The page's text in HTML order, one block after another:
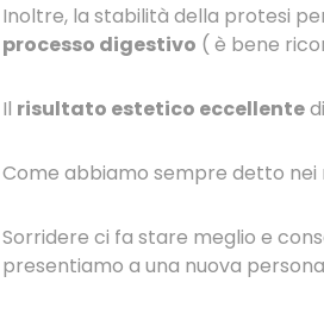
Inoltre, la stabilità della protesi
processo digestivo ( è bene
Il risultato estetico eccellente
Come abbiamo sempre detto
Sorridere ci fa stare meglio e
presentiamo a una nuova